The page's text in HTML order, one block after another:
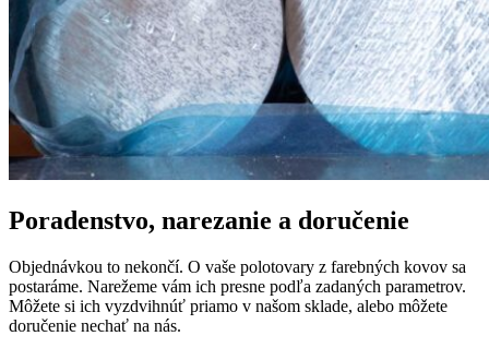
Poradenstvo, narezanie a doručenie
Objednávkou to nekončí. O vaše polotovary z farebných kovov sa
postaráme. Narežeme vám ich presne podľa zadaných parametrov.
Môžete si ich vyzdvihnúť priamo v našom sklade, alebo môžete
doručenie nechať na nás.